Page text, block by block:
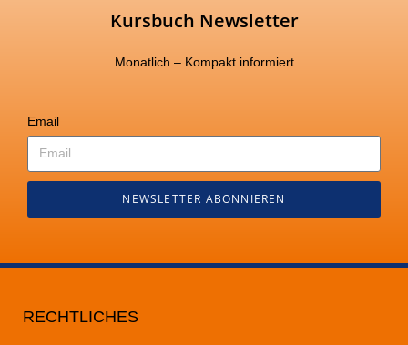
Kursbuch Newsletter
Monatlich – Kompakt informiert
Email
NEWSLETTER ABONNIEREN
RECHTLICHES